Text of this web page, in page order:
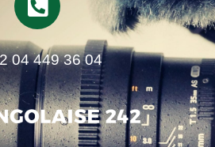
04 449 36 04